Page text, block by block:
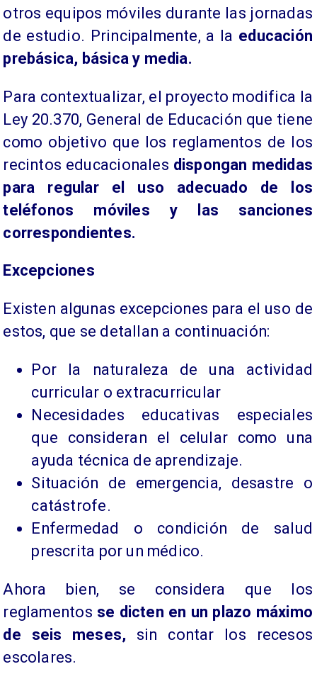
otros equipos móviles durante las jornadas
de estudio. Principalmente, a la educación
prebásica, básica y media.
Para contextualizar, el proyecto modifica la
Ley 20.370, General de Educación que tiene
como objetivo que los reglamentos de los
recintos educacionales dispongan medidas
para regular el uso adecuado de los
teléfonos móviles y las sanciones
correspondientes.
Excepciones
Existen algunas excepciones para el uso de
estos, que se detallan a continuación:
Por la naturaleza de una actividad
curricular o extracurricular
Necesidades educativas especiales
que consideran el celular como una
ayuda técnica de aprendizaje.
Situación de emergencia, desastre o
catástrofe.
Enfermedad o condición de salud
prescrita por un médico.
​Ahora bien, se considera que los
reglamentos se dicten en un plazo máximo
de seis meses, sin contar los recesos
escolares.